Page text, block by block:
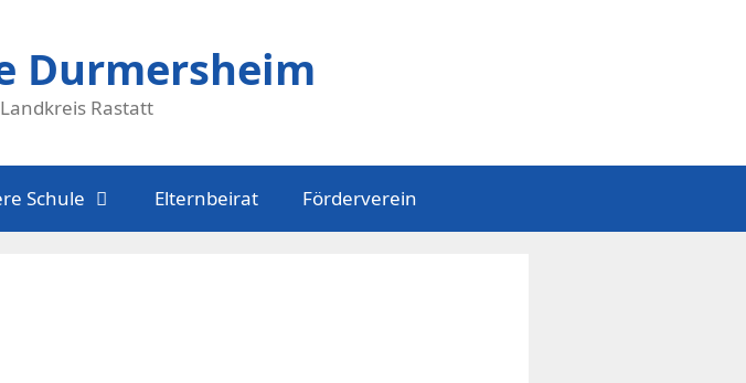
Durmersheim
Rastatt
Schule Elternbeirat Förderverein